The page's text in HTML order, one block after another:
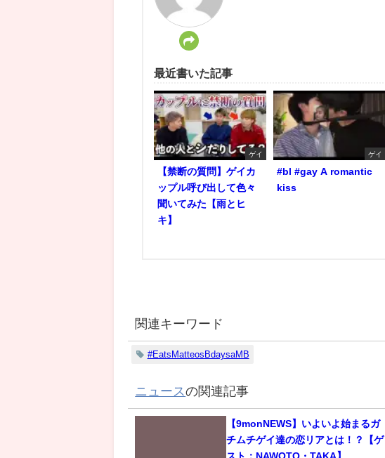
最近書いた記事
ゲイ
【禁断の質問】ゲイカ
ップル呼び出して色々
聞いてみた【雨とヒ
キ】
ゲイ
#bl #gay A romantic
kiss
関連キーワード
#EatsMatteosBdaysaMB
ニュースの関連記事
【9monNEWS】いよいよ始まるガ
チムチゲイ達の恋リアとは！？【ゲ